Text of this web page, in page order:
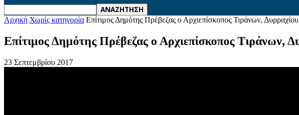
Αρχική Χωρίς κατηγορία Επίτιμος Δημότης Πρέβεζας ο Αρχιεπίσκοπος Τιράνων,
Επίτιμος Δημότης Πρέβεζας ο Αρχιεπίσκοπος Τιράνων,
23 Σεπτεμβρίου 2017